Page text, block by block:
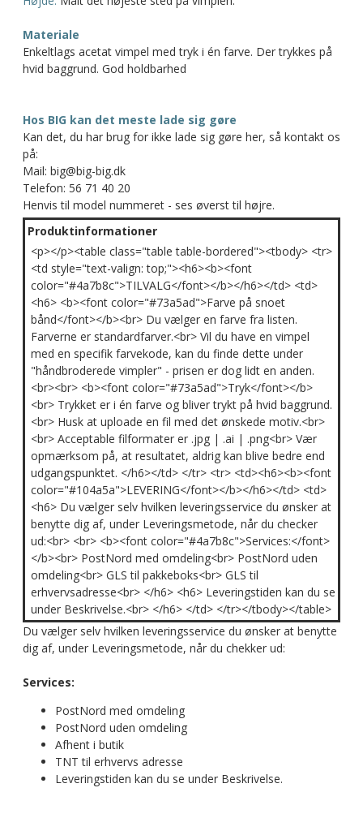
Materiale
Enkeltlags acetat vimpel med tryk i én farve. Der trykkes på
hvid baggrund. God holdbarhed
Hos BIG kan det meste lade sig gøre
Kan det, du har brug for ikke lade sig gøre her, så kontakt os
på:
Mail: big@big-big.dk
Telefon: 56 71 40 20
Henvis til model nummeret - ses øverst til højre.
Produktinformationer
<p></p><table class="table table-bordered"><tbody> <tr>
<td style="text-valign: top;"><h6><b><font
color="#4a7b8c">TILVALG</font></b></h6></td> <td>
<h6> <b><font color="#73a5ad">Farve på snoet
bånd</font></b><br> Du vælger en farve fra listen.
Farverne er standardfarver.<br> Vil du have en vimpel
med en specifik farvekode, kan du finde dette under
"håndbroderede vimpler" - prisen er dog lidt en anden.
<br><br> <b><font color="#73a5ad">Tryk</font></b>
<br> Trykket er i én farve og bliver trykt på hvid baggrund.
<br> Husk at uploade en fil med det ønskede motiv.<br>
<br> Acceptable filformater er .jpg | .ai | .png<br> Vær
opmærksom på, at resultatet, aldrig kan blive bedre end
udgangspunktet. </h6></td> </tr> <tr> <td><h6><b><font
color="#104a5a">LEVERING</font></b></h6></td> <td>
<h6> Du vælger selv hvilken leveringsservice du ønsker at
benytte dig af, under Leveringsmetode, når du checker
ud:<br> <br> <b><font color="#4a7b8c">Services:</font>
</b><br> PostNord med omdeling<br> PostNord uden
omdeling<br> GLS til pakkeboks<br> GLS til
erhvervsadresse<br> </h6> <h6> Leveringstiden kan du se
under Beskrivelse.<br> </h6> </td> </tr></tbody></table>
Du vælger selv hvilken leveringsservice du ønsker at benytte
dig af, under Leveringsmetode, når du chekker ud:
Services:
PostNord med omdeling
PostNord uden omdeling
Afhent i butik
TNT til erhvervs adresse
Leveringstiden kan du se under Beskrivelse.